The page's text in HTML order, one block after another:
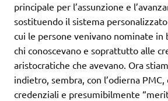
principale per l’assunzione e
sostituendo il sistema
cui le persone venivano nominate in
chi conoscevano e soprattutto alle
aristocratiche che avevano. Ora
indietro, sembra, con l’odierna
credenziali e presumibilmente